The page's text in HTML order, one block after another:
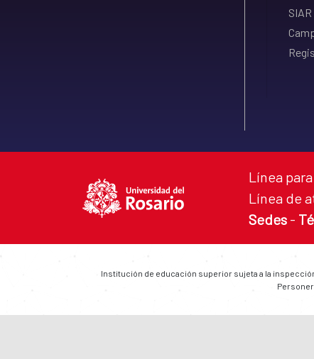
SIAR
Línea
Línea de
Sedes -
Institución de educación superior sujeta a la